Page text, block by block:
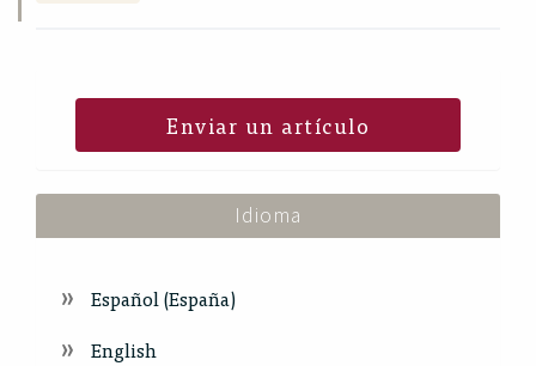
Enviar un artículo
Idioma
Español (España)
English